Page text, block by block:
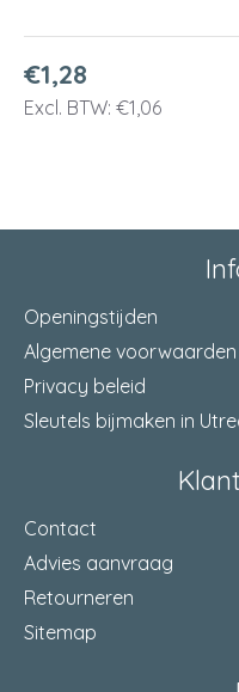
Vorm
aansluiting 1
€1,28
Excl. BTW: €1,06
Openingstijden
Algemene voorwaarden
Privacy beleid
Sleutels bijmaken in
Contact
Advies aanvraag
Retourneren
Sitemap